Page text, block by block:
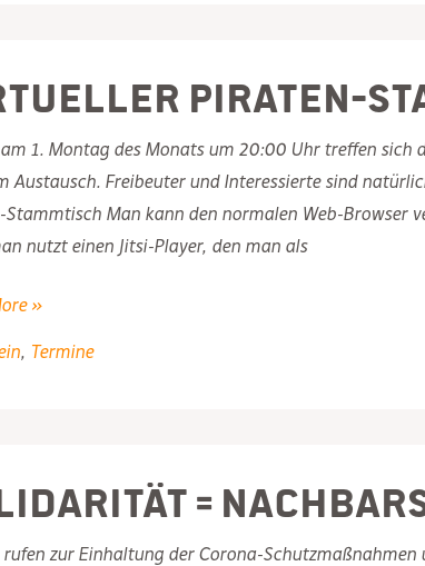
Piraten-
am 1. Montag des Monats um 20:00 Uhr treffen sich
Austausch. Freibeuter und Interessierte sind
Man kann den normalen Web-Browser
nutzt einen Jitsi-Player, den man als
»
, Termine
=
zur Einhaltung der Corona-